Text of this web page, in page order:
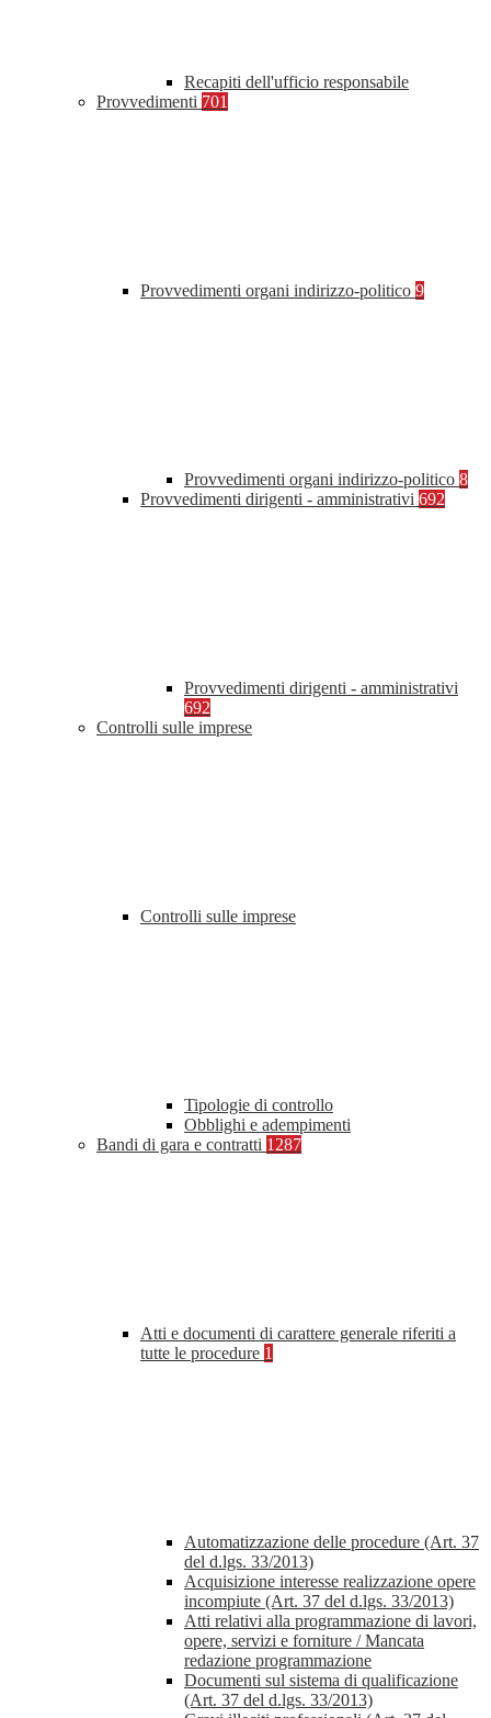
Recapiti dell'ufficio responsabile
Provvedimenti 701
Provvedimenti organi indirizzo-politico 9
Provvedimenti organi indirizzo-politico 8
Provvedimenti dirigenti - amministrativi 692
Provvedimenti dirigenti - amministrativi
692
Controlli sulle imprese
Controlli sulle imprese
Tipologie di controllo
Obblighi e adempimenti
Bandi di gara e contratti 1287
Atti e documenti di carattere generale riferiti a
tutte le procedure 1
Automatizzazione delle procedure (Art. 37
del d.lgs. 33/2013)
Acquisizione interesse realizzazione opere
incompiute (Art. 37 del d.lgs. 33/2013)
Atti relativi alla programmazione di lavori,
opere, servizi e forniture / Mancata
redazione programmazione
Documenti sul sistema di qualificazione
(Art. 37 del d.lgs. 33/2013)